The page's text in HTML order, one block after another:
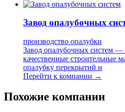
Завод опалубочных
производство опалубки
Завод опалубочных систем —
качественные строительные
опалубку перекрытий и
Перейти к компании →
Похожие компании